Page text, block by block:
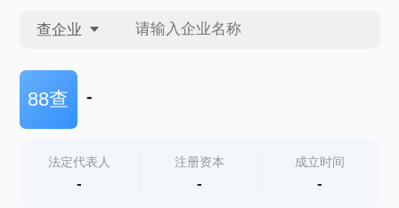
查企业
查企业
查产地
88查 -
法定代表人
-
注册资本
-
成立时间
-